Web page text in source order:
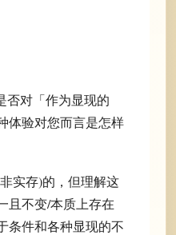
否对「作为显现的
体验对您而言是怎样
实存)的，但理解这
且不变/本质上存在
条件和各种显现的不